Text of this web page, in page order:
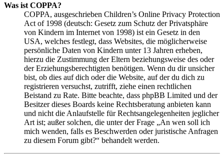
Was ist COPPA?
COPPA, ausgeschrieben Children’s Online Privacy Protection
Act of 1998 (deutsch: Gesetz zum Schutz der Privatsphäre
von Kindern im Internet von 1998) ist ein Gesetz in den
USA, welches festlegt, dass Websites, die möglicherweise
persönliche Daten von Kindern unter 13 Jahren erheben,
hierzu die Zustimmung der Eltern beziehungsweise des oder
der Erziehungsberechtigten benötigen. Wenn du dir unsicher
bist, ob dies auf dich oder die Website, auf der du dich zu
registrieren versuchst, zutrifft, ziehe einen rechtlichen
Beistand zu Rate. Bitte beachte, dass phpBB Limited und der
Besitzer dieses Boards keine Rechtsberatung anbieten kann
und nicht die Anlaufstelle für Rechtsangelegenheiten jeglicher
Art ist; außer solchen, die unter der Frage „An wen soll ich
mich wenden, falls es Beschwerden oder juristische Anfragen
zu diesem Forum gibt?“ behandelt werden.